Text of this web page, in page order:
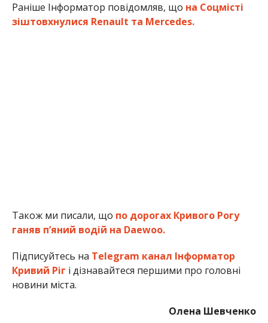
Раніше Інформатор повідомляв, що на Соцмісті
зіштовхнулися Renault та Mercedes.
Також ми писали, що по дорогах Кривого Рогу
ганяв п’яний водій на Daewoo.
Підписуйтесь на Telegram канал Інформатор
Кривий Ріг і дізнавайтеся першими про головні
новини міста.
Олена Шевченко